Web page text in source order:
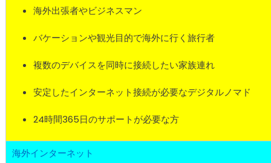
海外出張者やビジネスマン
バケーションや観光目的で海外に行く旅行者
複数のデバイスを同時に接続したい家族連れ
安定したインターネット接続が必要なデジタルノマド
24時間365日のサポートが必要な方
海外インターネット